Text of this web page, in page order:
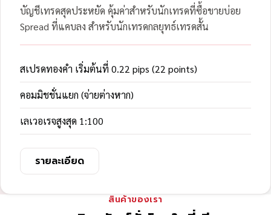
บัญชีเทรดสุดประหยัด คุ้มค่าสำหรับนักเทรดที่ซื้อขายบ่อย
Spread ที่แคบลง สำหรับนักเทรดกลยุทธ์เทรดสั้น
สเปรดทองคำ เริ่มต้นที่ 0.22 pips (22 points)
คอมมิชชั่นแยก (จ่ายต่างหาก)
เลเวอเรจสูงสุด 1:100
รายละเอียด
สินค้าของเรา